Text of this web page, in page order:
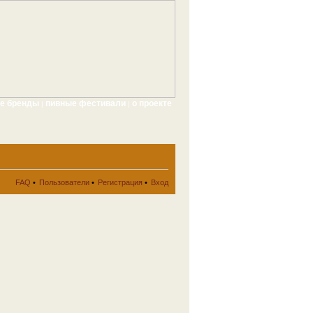
бренды пивные фестивали о проекте
FAQ • Пользователи • Регистрация • Вход